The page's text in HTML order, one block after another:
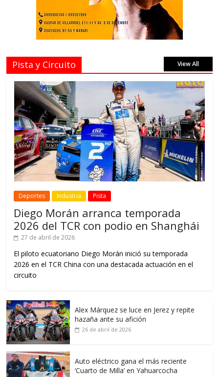
Pista y Circuito View All
Deportes Industria Pista
Diego Morán arranca temporada
2026 del TCR con podio en Shanghái
27 de abril de 2026
El piloto ecuatoriano Diego Morán inició su temporada
2026 en el TCR China con una destacada actuación en el
circuito
Alex Márquez se luce en Jerez y repite
hazaña ante su afición
26 de abril de 2026
Auto eléctrico gana el más reciente
‘Cuarto de Milla’ en Yahuarcocha